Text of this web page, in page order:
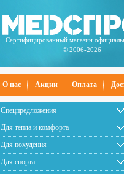
Сертифицированный магазин
© 2006-2026
О нас Акции Оплата
Спецпредложения
Для тепла и комфорта
Для похудения
Для спорта